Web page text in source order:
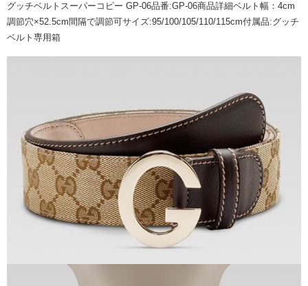
グッチベルトスーパーコピー GP-06品番:GP-06商品詳細ベルト幅：4cm
調節穴×52.5cm間隔で調節可サイズ:95/100/105/110/115cm付属品:グッチ
ベルト専用箱